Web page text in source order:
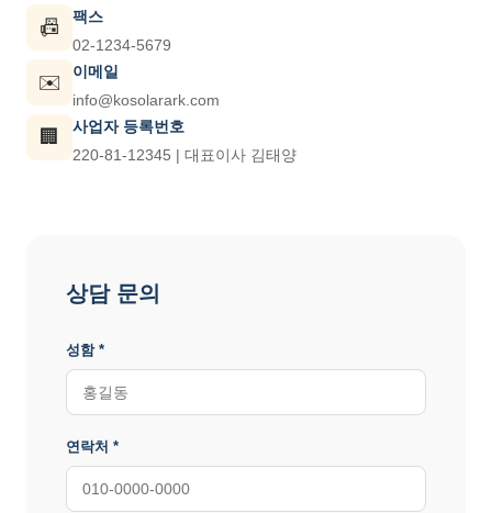
📠
팩스
02-1234-5679
✉️
이메일
info@kosolarark.com
🏢
사업자 등록번호
220-81-12345 | 대표이사 김태양
상담 문의
성함 *
연락처 *